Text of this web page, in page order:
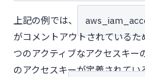
上記の例では、
がコメントアウトされている
つのアクティブなアクセスキー
のアクセスキーが定義されて